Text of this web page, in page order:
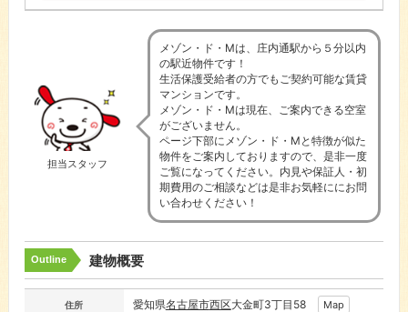
担当スタッフ
メゾン・ド・Mは、庄内通駅から５分以内
の駅近物件です！
生活保護受給者の方でもご契約可能な賃貸
マンションです。
メゾン・ド・Mは現在、ご案内できる空室
がございません。
ページ下部にメゾン・ド・Mと特徴が似た
物件をご案内しておりますので、是非一度
ご覧になってください。内見や保証人・初
期費用のご相談などは是非お気軽ににお問
い合わせください！
Outline 建物概要
住所 愛知県名古屋市西区大金町3丁目58 Map